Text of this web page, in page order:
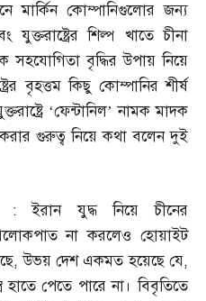
মার্কিন কোম্পানিগুলোর জন্য
শিল্প খাতে চীনা
সহযোগিতা বৃদ্ধির উপায় নিয়ে
বৃহত্তম কিছু কোম্পানির শীর্ষ
‘ফেন্টানিল’ নামক মাদক
করার গুরুত্ব নিয়ে কথা বলেন দুই
:ইরান যুদ্ধ নিয়ে চীনের
আলোকপাত না করলেও হোয়াইট
,উভয় দেশ একমত হয়েছে যে,
পেতে পারে না। বিবৃতিতে